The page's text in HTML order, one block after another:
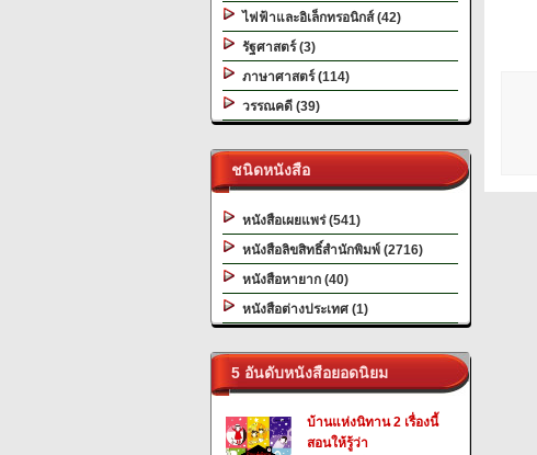
ไฟฟ้าและอิเล็กทรอนิกส์ (42)
รัฐศาสตร์ (3)
ภาษาศาสตร์ (114)
วรรณคดี (39)
ชนิดหนังสือ
หนังสือเผยแพร่ (541)
หนังสือลิขสิทธิ์สำนักพิมพ์ (2716)
หนังสือหายาก (40)
หนังสือต่างประเทศ (1)
5 อันดับหนังสือยอดนิยม
บ้านแห่งนิทาน 2 เรื่องนี้
สอนให้รู้ว่า